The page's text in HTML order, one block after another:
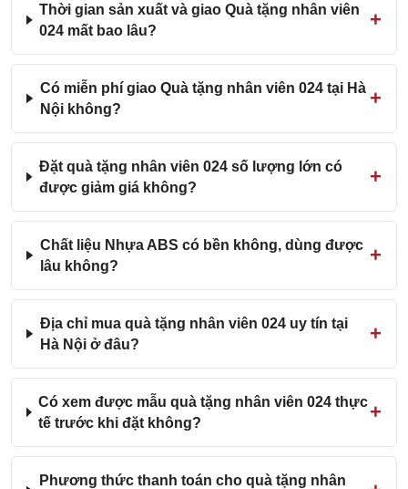
Thời gian sản xuất và giao Quà tặng nhân viên
024 mất bao lâu?
Có miễn phí giao Quà tặng nhân viên 024 tại Hà
Nội không?
Đặt quà tặng nhân viên 024 số lượng lớn có
được giảm giá không?
Chất liệu Nhựa ABS có bền không, dùng được
lâu không?
Địa chỉ mua quà tặng nhân viên 024 uy tín tại
Hà Nội ở đâu?
Có xem được mẫu quà tặng nhân viên 024 thực
tế trước khi đặt không?
Phương thức thanh toán cho quà tặng nhân